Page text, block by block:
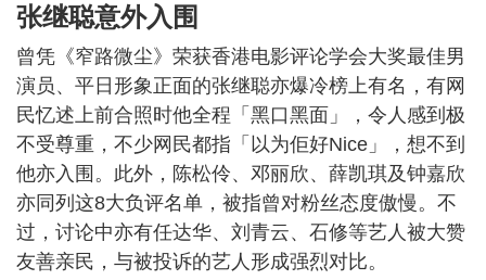
张继聪意外入围
曾凭《窄路微尘》荣获香港电影评论学会大奖最佳男
演员、平日形象正面的张继聪亦爆冷榜上有名，有网
民忆述上前合照时他全程「黑口黑面」，令人感到极
不受尊重，不少网民都指「以为佢好Nice」，想不到
他亦入围。此外，陈松伶、邓丽欣、薛凯琪及钟嘉欣
亦同列这8大负评名单，被指曾对粉丝态度傲慢。不
过，讨论中亦有任达华、刘青云、石修等艺人被大赞
友善亲民，与被投诉的艺人形成强烈对比。